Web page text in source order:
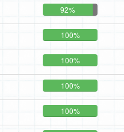
92%
100%
100%
100%
100%